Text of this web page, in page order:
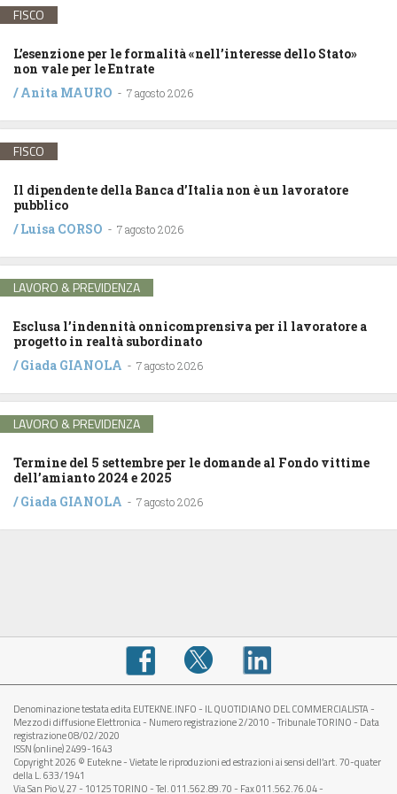
FISCO
L’esenzione per le formalità «nell’interesse dello Stato»
non vale per le Entrate
/Anita MAURO - 7 agosto 2026
FISCO
Il dipendente della Banca d’Italia non è un lavoratore
pubblico
/Luisa CORSO - 7 agosto 2026
LAVORO & PREVIDENZA
Esclusa l’indennità onnicomprensiva per il lavoratore a
progetto in realtà subordinato
/Giada GIANOLA - 7 agosto 2026
LAVORO & PREVIDENZA
Termine del 5 settembre per le domande al Fondo vittime
dell’amianto 2024 e 2025
/Giada GIANOLA - 7 agosto 2026
Denominazione testata edita EUTEKNE.INFO - IL QUOTIDIANO DEL COMMERCIALISTA -
Mezzo di diffusione Elettronica - Numero registrazione 2/2010 - Tribunale TORINO - Data
registrazione 08/02/2020
ISSN (online) 2499-1643
Copyright 2026 © Eutekne - Vietate le riproduzioni ed estrazioni ai sensi dell’art. 70-quater
della L. 633/1941
Via San Pio V, 27 - 10125 TORINO - Tel. 011.562.89.70 - Fax 011.562.76.04 -